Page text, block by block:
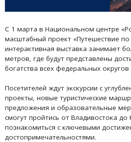
С 1 марта в Национальном центре
масштабный проект «Путешествие по
интерактивная выставка занимает
метров, где будут представлены
богатства всех федеральных округов
Посетителей ждут экскурсии с
проекты, новые туристические
предложения и образовательные
смогут пройтись от Владивостока до
познакомиться с ключевыми
достопримечательностями.